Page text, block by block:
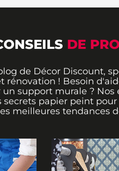
DE
de Décor Discount,
rénovation ! Besoin
support murale ? Nos
papier peint pour
meilleures tendances